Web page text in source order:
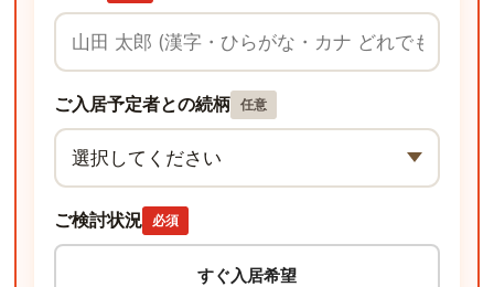
ご入居予定者との続柄 任意
ご検討状況 必須
すぐ入居希望